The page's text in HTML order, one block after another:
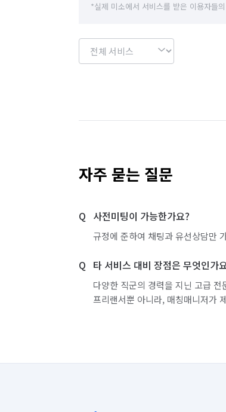
*실제 미소에서 서비스를 받은 이용자들
자주 묻는 질문
사전미팅이 가능한가요?
규정에 준하여 채팅과 유선상담만
타 서비스 대비 장점은 무엇인가
다양한 직군의 경력을 지닌 고급
프리랜서뿐 아니라, 매칭매니저가